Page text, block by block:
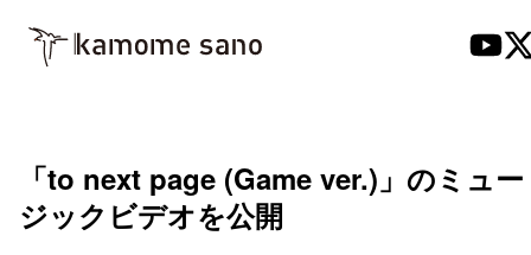
「to next page (Game ver.)」のミュー
ジックビデオを公開